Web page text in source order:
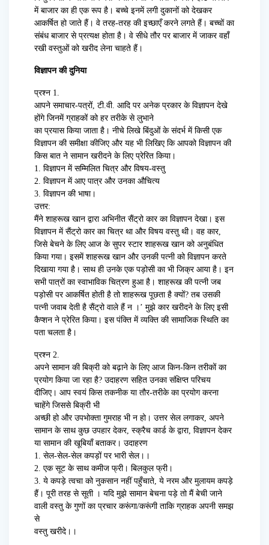
में बाजार का ही एक रूप है। बच्चे इनमें लगी दुकानों को देखकर
आकर्षित हो जाते हैं। वे तरह-तरह की इच्छाएँ करने लगते हैं। बच्चों का
संबंध बाजार से प्रत्यक्ष होता है। वे सीधे तौर पर बाजार में जाकर वहाँ
रखी वस्तुओं को खरीद लेना चाहते हैं।
विज्ञापन की दुनिया
प्रश्न 1.
आपने समाचार-पत्रों, टी.वी. आदि पर अनेक प्रकार के विज्ञापन देखे
होंगे जिनमें ग्राहकों को हर तरीके से लुभाने
का प्रयास किया जाता है। नीचे लिखे बिंदुओं के संदर्भ में किसी एक
विज्ञापन की समीक्षा कीजिए और यह भी लिखिए कि आपको विज्ञापन की
किस बात ने सामान खरीदने के लिए प्रेरित किया।
1. विज्ञापन में सम्मिलित चित्र और विषय-वस्तु
2. विज्ञापन में आए पात्र और उनका औचित्य
3. विज्ञापन की भाषा।
उत्तर:
मैंने शाहरूख खान द्वारा अभिनीत सैंट्रो कार का विज्ञापन देखा। इस
विज्ञापन में सैंट्रो कार का चित्र था और विषय वस्तु थी। वह कार,
जिसे बेचने के लिए आज के सुपर स्टार शाहरूख खान को अनुबंधित
किया गया। इसमें शाहरूख खान और उनकी पत्नी को विज्ञापन करते
दिखाया गया है। साथ ही उनके एक पड़ोसी का भी जिक्र आया है। इन
सभी पात्रों का स्वाभाविक चित्रण हुआ है। शाहरूख की पत्नी जब
पड़ोसी पर आकर्षित होती है तो शाहरूख पूछता है क्यों? तब उसकी
पत्नी जवाब देती है सैंट्रो वाले हैं न ।’ मुझे कार खरीदने के लिए इसी
कैप्शन ने प्रेरित किया। इस पंक्ति में व्यक्ति की सामाजिक स्थिति का
पता चलता है।
प्रश्न 2.
अपने सामान की बिक्री को बढ़ाने के लिए आज किन-किन तरीकों का
प्रयोग किया जा रहा है? उदाहरण सहित उनका संक्षिप्त परिचय
दीजिए। आप स्वयं किस तकनीक या तौर-तरीके का प्रयोग करना
चाहेंगे जिससे बिक्री भी
अच्छी हो और उपभोक्ता गुमराह भी न हो। उत्तर सेल लगाकर, अपने
सामान के साथ कुछ उपहार देकर, स्क्रैच कार्ड के द्वारा, विज्ञापन देकर
या सामान की खूबियाँ बताकर। उदाहरण
1. सेल-सेल-सेल कपड़ों पर भारी सेल।।
2. एक सूट के साथ कमीज फ्री। बिलकुल फ्री।
3. ये कपड़े त्वचा को नुकसान नहीं पहुँचाते, ये नरम और मुलायम कपड़े
हैं। पूरी तरह से सूती । यदि मुझे सामान बेचना पड़े तो मैं बेची जाने
वाली वस्तु के गुणों का प्रचार करूंगा/करूंगी ताकि ग्राहक अपनी समझ
से
वस्तु खरीदे।।